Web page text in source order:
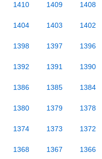
1410 1409 1408
1404 1403 1402
1398 1397 1396
1392 1391 1390
1386 1385 1384
1380 1379 1378
1374 1373 1372
1368 1367 1366